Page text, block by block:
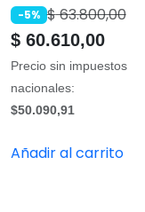
-5% $63.800,00
$ 60.610,00
Precio sin impuestos
nacionales:
$50.090,91
Añadir al carrito